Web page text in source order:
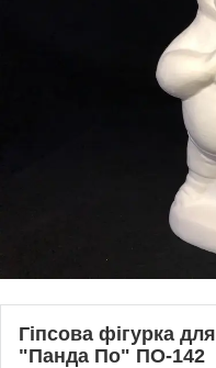
Гіпсова фігурка
"Панда По" ПО-142